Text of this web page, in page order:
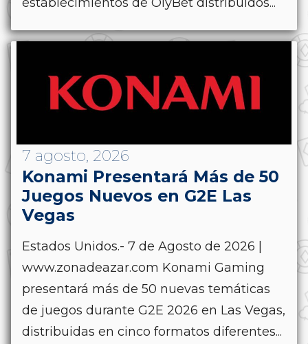
7 agosto, 2026
Konami Presentará Más de 50
Juegos Nuevos en G2E Las
Vegas
Estados Unidos.- 7 de Agosto de 2026 |
www.zonadeazar.com Konami Gaming
presentará más de 50 nuevas temáticas
de juegos durante G2E 2026 en Las Vegas,
distribuidas en cinco formatos diferentes...